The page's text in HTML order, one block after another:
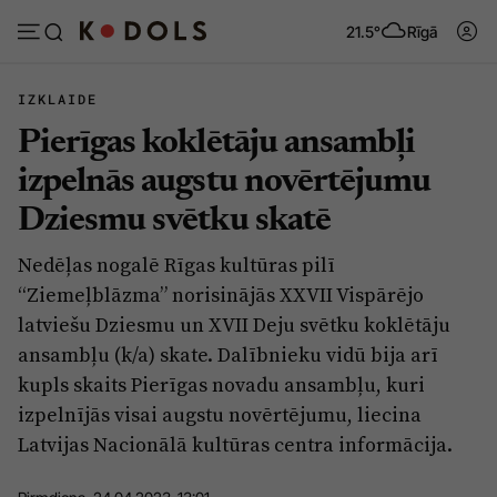
21.5° Rīgā
Abonēt Pieslēgties
Ziņas
Politika
Pašvaldības
Izglītība
Veselība
Ģimene
Tēmas
Viedokļi
Dzīve un ticība
Ekonomika
Krimināli
Izklaide
IZKLAIDE
Pierīgas koklētāju ansambļi
izpelnās augstu novērtējumu
Dziesmu svētku skatē
Nedēļas nogalē Rīgas kultūras pilī
“Ziemeļblāzma” norisinājās XXVII Vispārējo
latviešu Dziesmu un XVII Deju svētku koklētāju
ansambļu (k/a) skate. Dalībnieku vidū bija arī
kupls skaits Pierīgas novadu ansambļu, kuri
izpelnījās visai augstu novērtējumu, liecina
Latvijas Nacionālā kultūras centra informācija.